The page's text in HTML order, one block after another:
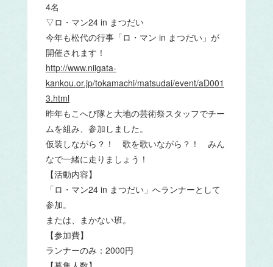
4名
▽ロ・マン24 in まつだい
今年も松代の行事「ロ・マン in まつだい」が
開催されます！
http://www.niigata-
kankou.or.jp/tokamachi/matsudai/event/aD001
3.html
昨年もこへび隊と大地の芸術祭スタッフでチー
ムを組み、参加しました。
仮装しながら？！ 歌を歌いながら？！ みん
なで一緒に走りましょう！
【活動内容】
「ロ・マン24 in まつだい」へランナーとして
参加。
または、まかない班。
【参加費】
ランナーのみ：2000円